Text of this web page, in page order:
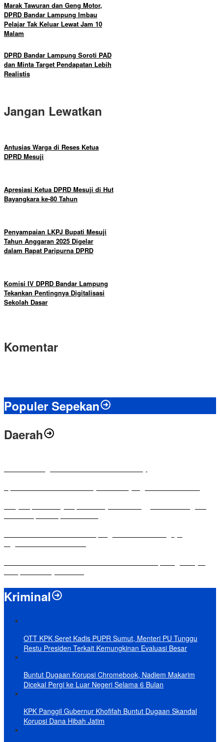
Marak Tawuran dan Geng Motor,
DPRD Bandar Lampung Imbau
Pelajar Tak Keluar Lewat Jam 10
Malam
DPRD Bandar Lampung Soroti PAD
dan Minta Target Pendapatan Lebih
Realistis
Jangan Lewatkan
Antusias Warga di Reses Ketua
DPRD Mesuji
Apresiasi Ketua DPRD Mesuji di Hut
Bayangkara ke-80 Tahun
Penyampaian LKPJ Bupati Mesuji
Tahun Anggaran 2025 Digelar
dalam Rapat Paripurna DPRD
Komisi IV DPRD Bandar Lampung
Tekankan Pentingnya Digitalisasi
Sekolah Dasar
Komentar
Populer Sepekan
Daerah
Kriminal
OTT KPK Seret Kadis PUPR Sumut, Menteri PU Tunggu
Restu Presiden Terkait Kemungkinan Evaluasi Besar
Buntut Dugaan Korupsi Chromebook, Nadiem Makarim
Dicekal Pergi ke Luar Negeri Selama 6 Bulan
KPK Panggil Gubernur Khofifah Buntut Dugaan Skandal
Korupsi Dana Hibah Jatim